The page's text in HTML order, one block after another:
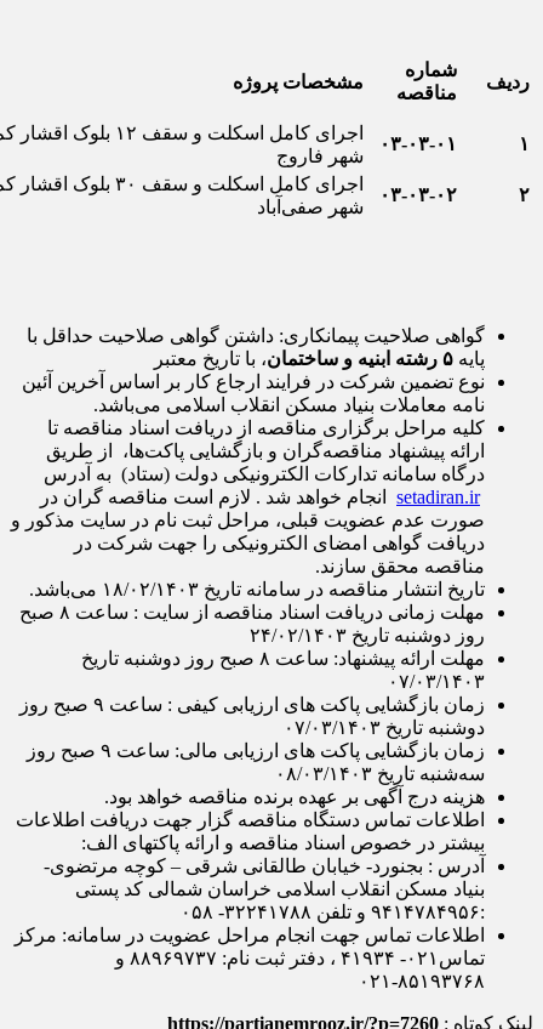
ردیف
شماره
مناقصه
مشخصات پروژه
۱ ۰۳-۰۳-۰۱
اجرای کامل اسکلت و سقف ۱۲
شهر فاروج
۲
۰۳-۰۳-۰۲
اجرای کامل اسکلت و سقف ۳۰
شهر صفی‌آباد
گواهی صلاحیت پیمانکاری: داشتن گواهی صلاحیت حداقل با
پایه ۵ رشته ابنیه و ساختمان
، با تاریخ معتبر
نوع تضمین شرکت در فرایند ارجاع کار بر اساس آخرین آئین
نامه معاملات بنیاد مسکن انقلاب اسلامی می‌باشد.
کلیه مراحل برگزاری مناقصه از دریافت اسناد مناقصه تا
ارائه پیشنهاد مناقصه‌گران و بازگشایی پاکت‌ها، از طریق
درگاه سامانه تدارکات الکترونیکی دولت (ستاد) به آدرس
setadiran.ir انجام خواهد شد . لازم است مناقصه گران در
صورت عدم عضویت قبلی، مراحل ثبت نام در سایت مذکور و
دریافت گواهی امضای الکترونیکی را جهت شرکت در
مناقصه محقق سازند.
تاریخ انتشار مناقصه در سامانه تاریخ ۱۸/۰۲/۱۴۰۳ می‌باشد.
مهلت زمانی دریافت اسناد مناقصه از سایت : ساعت ۸ صبح
روز دو‌‌شنبه تاریخ ۲۴/۰۲/۱۴۰۳
مهلت ارائه پیشنهاد: ساعت ۸ صبح روز دو‌‌شنبه تاریخ
۰۷/۰۳/۱۴۰۳
زمان بازگشایی پاکت های ارزیابی کیفی : ساعت ۹ صبح روز
دو‌‌شنبه تاریخ ۰۷/۰۳/۱۴۰۳
زمان بازگشایی پاکت های ارزیابی مالی: ساعت ۹ صبح روز
سه‌شنبه تاریخ ۰۸/۰۳/۱۴۰۳
هزینه درج آگهی بر عهده برنده مناقصه خواهد بود.
اطلاعات تماس دستگاه مناقصه گزار جهت دریافت اطلاعات
بیشتر در خصوص اسناد مناقصه و ارائه پاکتهای الف:
آدرس : بجنورد- خیابان طالقانی شرقی – کوچه مرتضوی-
بنیاد مسکن انقلاب اسلامی خراسان شمالی کد پستی
:۹۴۱۴۷۸۴۹۵۶ و تلفن ۳۲۲۴۱۷۸۸- ۰۵۸
اطلاعات تماس جهت انجام مراحل عضویت در سامانه: مرکز
تماس۰۲۱- ۴۱۹۳۴ ، دفتر ثبت نام: ۸۸۹۶۹۷۳۷ و
۸۵۱۹۳۷۶۸-۰۲۱
لینک کوتاه : https://partianemrooz.ir/?p=7260